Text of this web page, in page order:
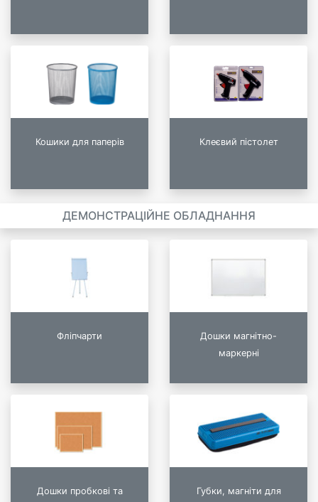
Кошики для паперів Клеєвий пістолет
ДЕМОНСТРАЦІЙНЕ ОБЛАДНАННЯ
Фліпчарти
Дошки магнітно-
маркерні
Дошки пробкові та
Губки, магніти для